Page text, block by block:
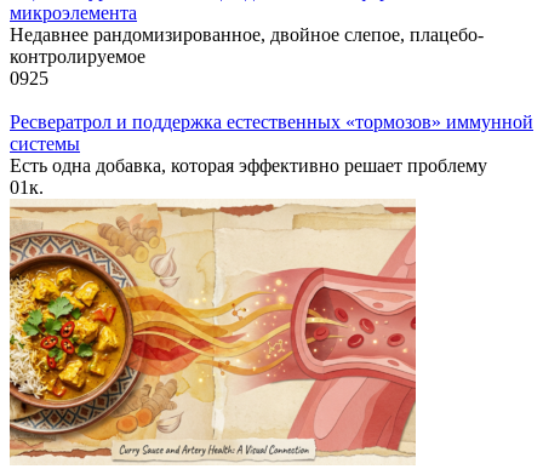
микроэлемента
Недавнее рандомизированное, двойное слепое, плацебо-
контролируемое
0925
Ресвератрол и поддержка естественных «тормозов» иммунной
системы
Есть одна добавка, которая эффективно решает проблему
01к.